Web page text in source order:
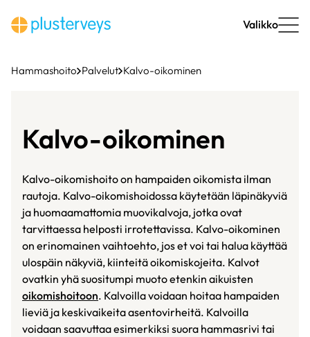
sisältöön
Valikko
Hammashoito Palvelut Kalvo-oikominen
Kalvo-oikominen
Kalvo-oikomishoito on hampaiden oikomista ilman
rautoja. Kalvo-oikomishoidossa käytetään läpinäkyviä
ja huomaamattomia muovikalvoja, jotka ovat
tarvittaessa helposti irrotettavissa. Kalvo-oikominen
on erinomainen vaihtoehto, jos et voi tai halua käyttää
ulospäin näkyviä, kiinteitä oikomiskojeita. Kalvot
ovatkin yhä suositumpi muoto etenkin aikuisten
oikomishoitoon. Kalvoilla voidaan hoitaa hampaiden
lieviä ja keskivaikeita asentovirheitä. Kalvoilla
voidaan saavuttaa esimerkiksi suora hammasrivi tai